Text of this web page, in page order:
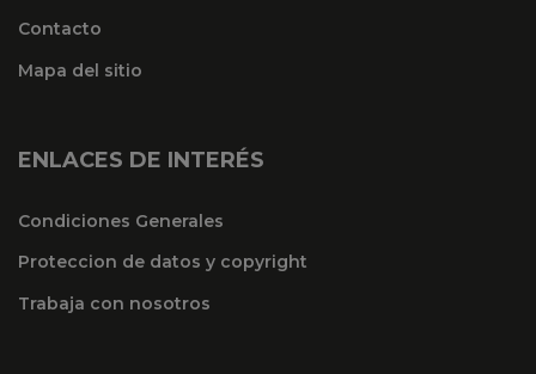
Contacto
Mapa del sitio
ENLACES DE INTERÉS
Condiciones Generales
Proteccion de datos y copyright
Trabaja con nosotros